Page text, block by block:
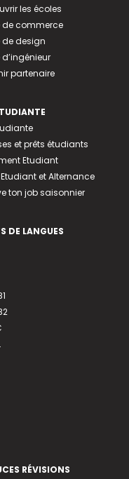
les écoles
de commerce
de design
d’ingénieur
partenaire
et prêts étudiants
Etudiant
et Alternance
ton job saisonnier
DE LANGUES
RÉVISIONS